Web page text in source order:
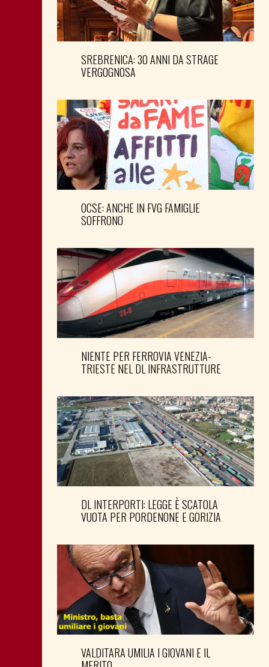
SREBRENICA: 30 ANNI DA STRAGE
VERGOGNOSA
OCSE: ANCHE IN FVG FAMIGLIE
SOFFRONO
NIENTE PER FERROVIA VENEZIA-
TRIESTE NEL DL INFRASTRUTTURE
DL INTERPORTI: LEGGE È SCATOLA
VUOTA PER PORDENONE E GORIZIA
VALDITARA UMILIA I GIOVANI E IL